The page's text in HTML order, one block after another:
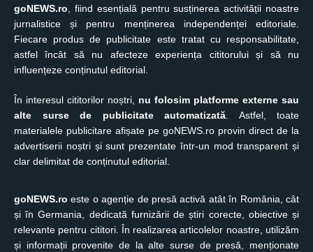
goNEWS.ro, fiind esențială pentru susținerea activității noastre
jurnalistice și pentru menținerea independenței editoriale.
Fiecare produs de publicitate este tratat cu responsabilitate,
astfel încât să nu afecteze experiența cititorului și să nu
influențeze conținutul editorial.
În interesul cititorilor noștri, nu folosim platforme externe sau
alte surse de publicitate automatizată. Astfel, toate
materialele publicitare afișate pe goNEWS.ro provin direct de la
advertiserii noștri și sunt prezentate într-un mod transparent și
clar delimitat de conținutul editorial.
goNEWS.ro este o agenție de presă activă atât în România, cât
și în Germania, dedicată furnizării de știri corecte, obiective și
relevante pentru cititori. În realizarea articolelor noastre, utilizăm
și informații provenite de la alte surse de presă, menționate